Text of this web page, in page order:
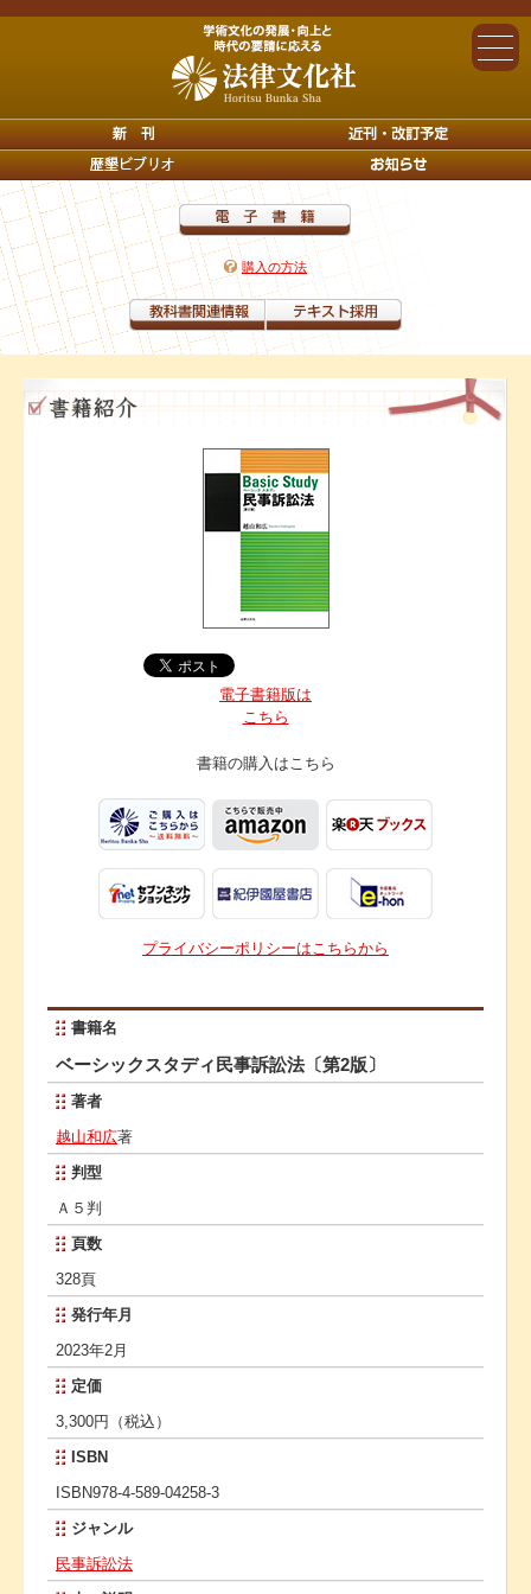
購入の方法
電子書籍版は
こちら
書籍の購入はこちら
プライバシーポリシーはこちらから
書籍名
ベーシックスタディ民事訴訟法〔第2版〕
著者
越山和広著
判型
Ａ５判
頁数
328頁
発行年月
2023年2月
定価
3,300円（税込）
ISBN
ISBN978-4-589-04258-3
ジャンル
民事訴訟法